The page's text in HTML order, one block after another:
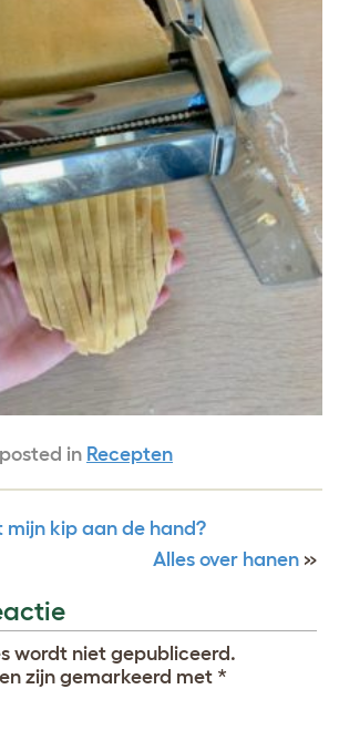
in Recepten
mijn kip aan de hand?
Alles over hanen »
wordt niet gepubliceerd.
zijn gemarkeerd met *